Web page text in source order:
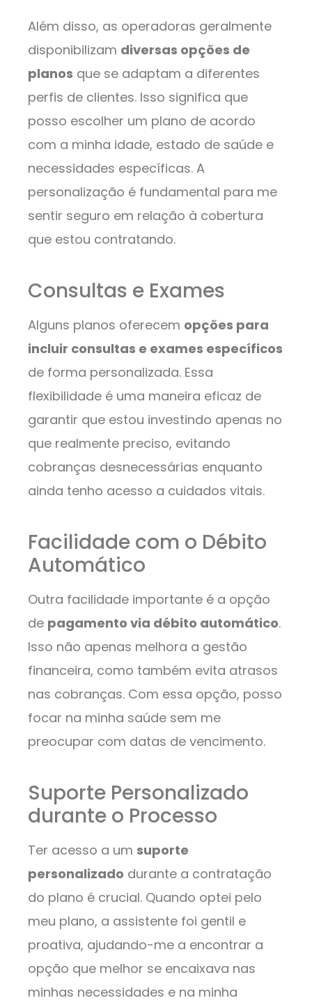
Além disso, as operadoras geralmente
disponibilizam diversas opções de
planos que se adaptam a diferentes
perfis de clientes. Isso significa que
posso escolher um plano de acordo
com a minha idade, estado de saúde e
necessidades específicas. A
personalização é fundamental para me
sentir seguro em relação à cobertura
que estou contratando.
Consultas e Exames
Alguns planos oferecem opções para
incluir consultas e exames específicos
de forma personalizada. Essa
flexibilidade é uma maneira eficaz de
garantir que estou investindo apenas no
que realmente preciso, evitando
cobranças desnecessárias enquanto
ainda tenho acesso a cuidados vitais.
Facilidade com o Débito
Automático
Outra facilidade importante é a opção
de pagamento via débito automático.
Isso não apenas melhora a gestão
financeira, como também evita atrasos
nas cobranças. Com essa opção, posso
focar na minha saúde sem me
preocupar com datas de vencimento.
Suporte Personalizado
durante o Processo
Ter acesso a um suporte
personalizado durante a contratação
do plano é crucial. Quando optei pelo
meu plano, a assistente foi gentil e
proativa, ajudando-me a encontrar a
opção que melhor se encaixava nas
minhas necessidades e na minha